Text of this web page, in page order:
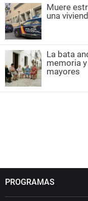
Muere
una
La bata
memoria
mayores
PROGRAMAS